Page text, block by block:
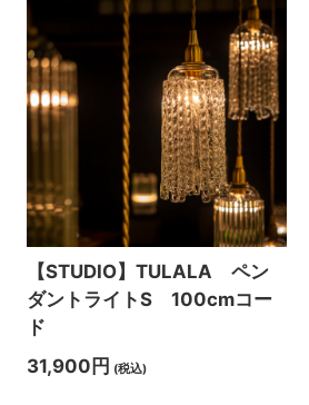
【STUDIO】TULALA ペン
ダントライトS 100cmコー
ド
31,900円 (税込)